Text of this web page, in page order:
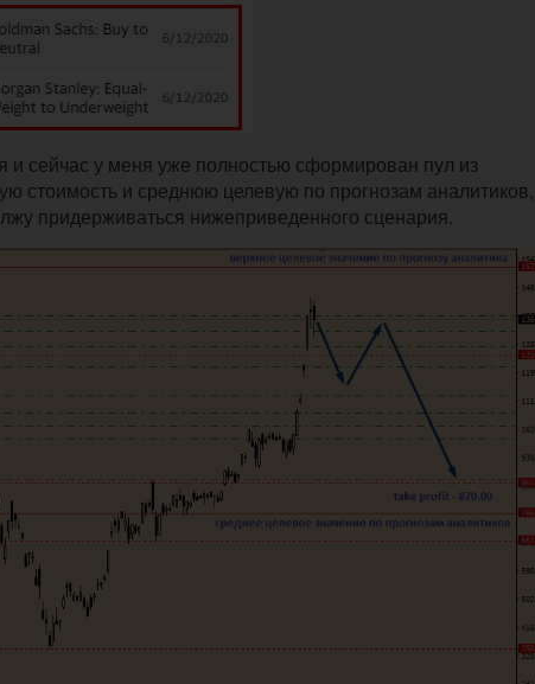
сейчас у меня уже полностью сформирован пул из
стоимость и среднюю целевую по прогнозам аналитиков,
придерживаться нижеприведенного сценария.